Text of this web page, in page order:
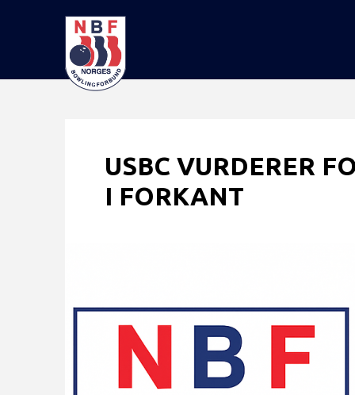
USBC VURDERER
I FORKANT